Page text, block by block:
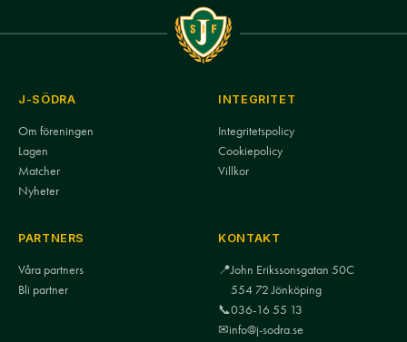
J-SÖDRA
Om föreningen
Lagen
Matcher
Nyheter
INTEGRITET
Integritetspolicy
Cookiepolicy
Villkor
PARTNERS
Våra partners
Bli partner
KONTAKT
📍John Erikssonsgatan 50C
554 72 Jönköping
📞036-16 55 13
✉info@j-sodra.se